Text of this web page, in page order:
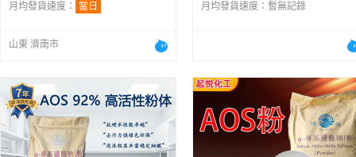
月均發貨速度：
當日
山東 濟南市
月均發貨速度： 暫無記錄